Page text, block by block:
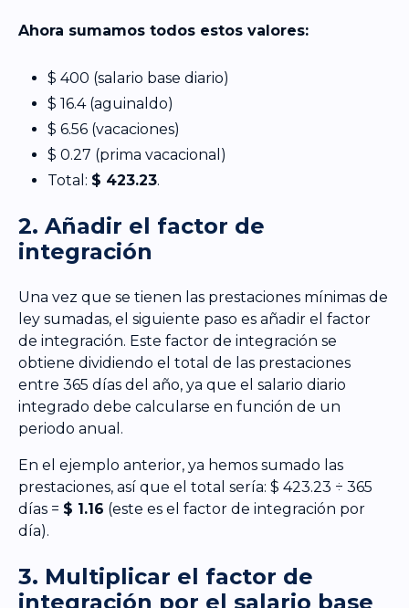
Ahora sumamos todos estos valores:
$ 400 (salario base diario)
$ 16.4 (aguinaldo)
$ 6.56 (vacaciones)
$ 0.27 (prima vacacional)
Total: $ 423.23.
2. Añadir el factor de
integración
Una vez que se tienen las prestaciones mínimas de
ley sumadas, el siguiente paso es añadir el factor
de integración. Este factor de integración se
obtiene dividiendo el total de las prestaciones
entre 365 días del año, ya que el salario diario
integrado debe calcularse en función de un
periodo anual.
En el ejemplo anterior, ya hemos sumado las
prestaciones, así que el total sería: $ 423.23 ÷ 365
días = $ 1.16 (este es el factor de integración por
día).
3. Multiplicar el factor de
integración por el salario base